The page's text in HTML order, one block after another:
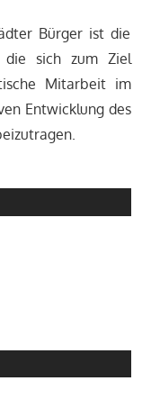
Bürger ist die
die sich zum Ziel
Mitarbeit im
Entwicklung des